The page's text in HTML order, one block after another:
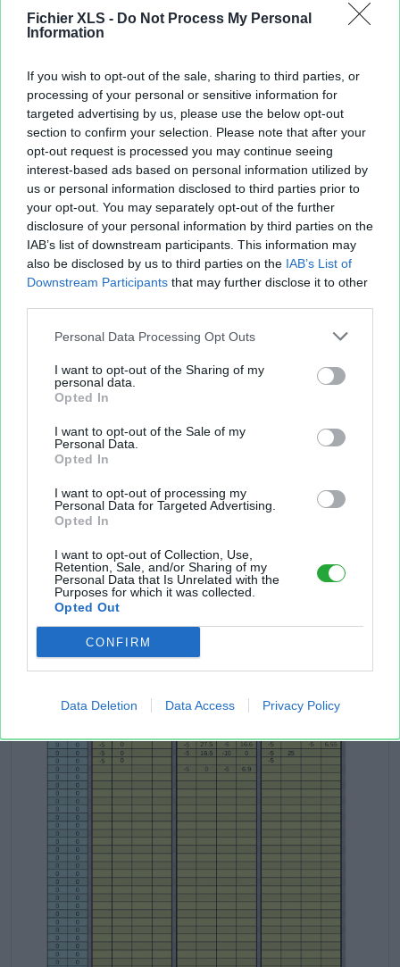
Fichier XLS - Do Not Process My Personal
Information
If you wish to opt-out of the sale, sharing to third parties, or
processing of your personal or sensitive information for
targeted advertising by us, please use the below opt-out
section to confirm your selection. Please note that after your
opt-out request is processed you may continue seeing
interest-based ads based on personal information utilized by
us or personal information disclosed to third parties prior to
your opt-out. You may separately opt-out of the further
disclosure of your personal information by third parties on the
IAB’s list of downstream participants. This information may
also be disclosed by us to third parties on the IAB’s List of
Downstream Participants that may further disclose it to other
Personal Data Processing Opt Outs
I want to opt-out of the Sharing of my
personal data.
Opted In
I want to opt-out of the Sale of my
Personal Data.
Opted In
I want to opt-out of processing my
Personal Data for Targeted Advertising.
Opted In
I want to opt-out of Collection, Use,
Retention, Sale, and/or Sharing of my
Personal Data that Is Unrelated with the
Purposes for which it was collected.
Opted Out
CONFIRM
Data Deletion Data Access Privacy Policy